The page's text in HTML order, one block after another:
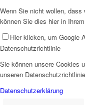
Wenn Sie nicht wollen,
können Sie dies hier in
Hier klicken, um Google
Datenschutzrichtlinie
Sie können unsere Cookies
unseren
Datenschutzerklärung